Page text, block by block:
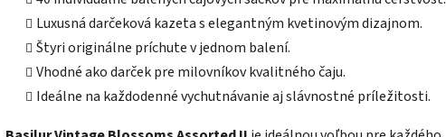
Luxusná darčeková kazeta s elegantným kvetinovým dizajnom.
Štyri originálne príchute v jednom balení.
Vhodné ako darček pre milovníkov kvalitného čaju.
Ideálne na každodenné vychutnávanie aj slávnostné príležitosti.